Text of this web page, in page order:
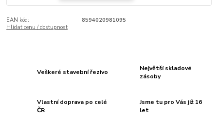
EAN kód:
8594020981095
Hlídat cenu / dostupnost
Veškeré stavební řezivo
Největší skladové
zásoby
Vlastní doprava po celé
ČR
Jsme tu pro Vás již 16
let